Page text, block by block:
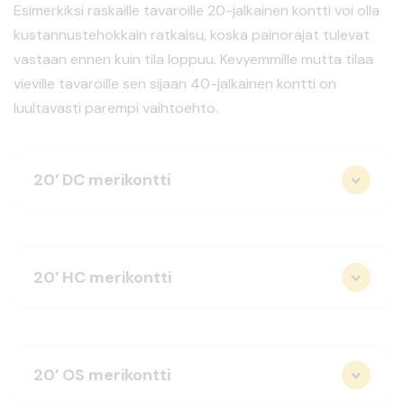
Esimerkiksi raskaille tavaroille 20-jalkainen kontti voi olla
kustannustehokkain ratkaisu, koska painorajat tulevat
vastaan ennen kuin tila loppuu. Kevyemmille mutta tilaa
vieville tavaroille sen sijaan 40-jalkainen kontti on
luultavasti parempi vaihtoehto.
20′ DC merikontti
20′ HC merikontti
20′ OS merikontti